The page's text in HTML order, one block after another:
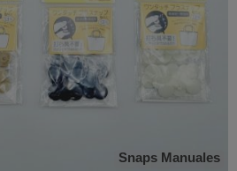
Snaps Manuales